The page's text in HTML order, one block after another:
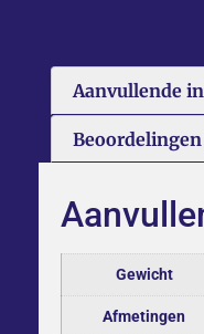
Aanvullende
Beoordelingen
Gewicht
Afmetingen